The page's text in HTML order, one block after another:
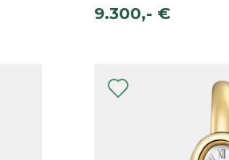
9.300,- €